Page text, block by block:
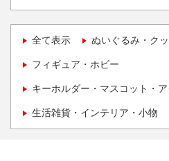
全て表示 ぬいぐるみ・ク
フィギュア・ホビー
キーホルダー・マスコット・
生活雑貨・インテリア・小物